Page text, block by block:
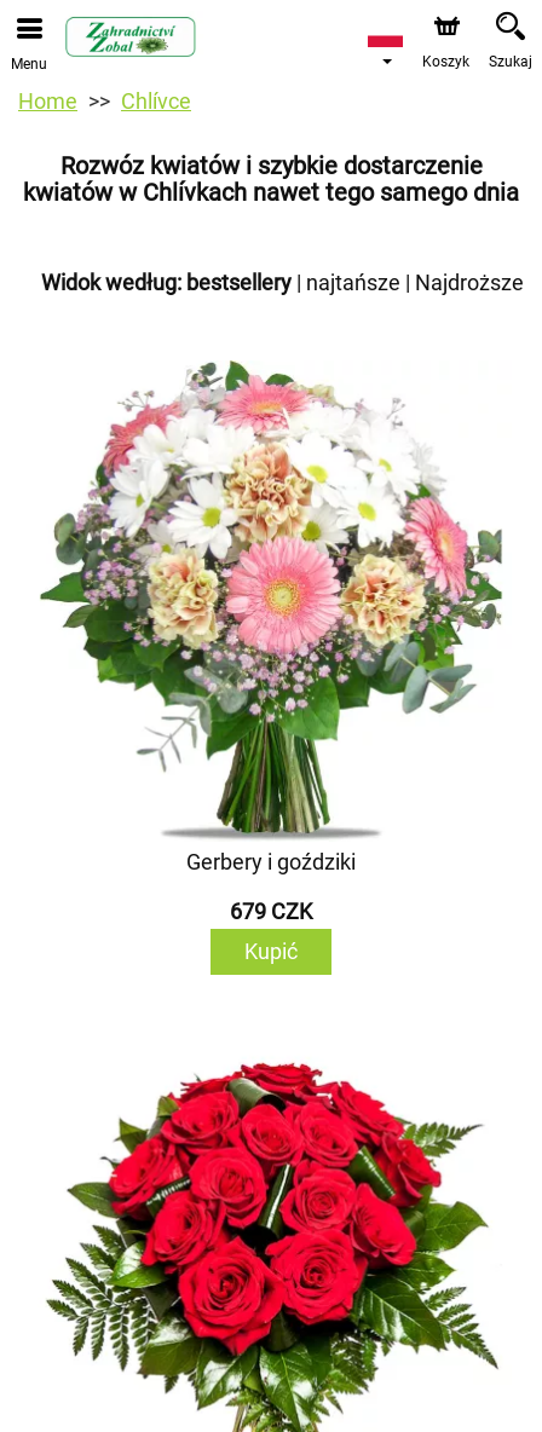
Menu Koszyk Szukaj
Home Chlívce
Rozwóz kwiatów i szybkie dostarczenie
kwiatów w Chlívkach nawet tego samego dnia
Widok według: bestsellery | najtańsze | Najdroższe
Gerbery i goździki
679 CZK
Kupić